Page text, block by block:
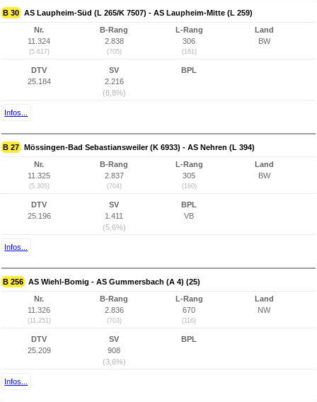
B 30 AS Laupheim-Süd (L 265/K 7507) - AS Laupheim-Mitte (L 259)
Nr.
11.324
(5.617)
B-Rang
2.838
(705)
L-Rang
306
(161)
Land
BW
DTV
25.184
SV
2.216
(8,8%)
BPL
Infos...
B 27 Mössingen-Bad Sebastiansweiler (K 6933) - AS Nehren (L 394)
Nr.
11.325
(5.305)
B-Rang
2.837
(704)
L-Rang
305
(160)
Land
BW
DTV
25.196
SV
1.411
(5,6%)
BPL
VB
Infos...
B 256 AS Wiehl-Bomig - AS Gummersbach (A 4) (25)
Nr.
11.326
(11.251)
B-Rang
2.836
(703)
L-Rang
670
(116)
Land
NW
DTV
25.209
SV
908
(3,6%)
BPL
Infos...